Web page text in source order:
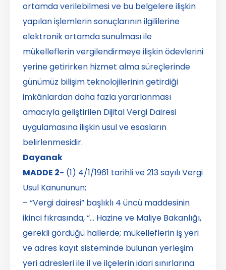
ortamda verilebilmesi ve bu belgelere ilişkin
yapılan işlemlerin sonuçlarının ilgililerine
elektronik ortamda sunulması ile
mükelleflerin vergilendirmeye ilişkin ödevlerini
yerine getirirken hizmet alma süreçlerinde
günümüz bilişim teknolojilerinin getirdiği
imkânlardan daha fazla yararlanması
amacıyla geliştirilen Dijital Vergi Dairesi
uygulamasına ilişkin usul ve esasların
belirlenmesidir.
Dayanak
MADDE 2- (1) 4/1/1961 tarihli ve 213 sayılı Vergi
Usul Kanununun;
– “Vergi dairesi” başlıklı 4 üncü maddesinin
ikinci fıkrasında, “… Hazine ve Maliye Bakanlığı,
gerekli gördüğü hallerde; mükelleflerin iş yeri
ve adres kayıt sisteminde bulunan yerleşim
yeri adresleri ile il ve ilçelerin idari sınırlarına